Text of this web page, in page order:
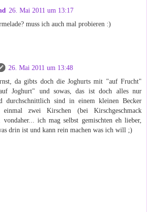
26. Mai 2011 um 13:17
muss ich auch mal probieren :)
26. Mai 2011 um 13:48
da gibts doch die Joghurts mit "auf Frucht"
Joghurt" und sowas, das ist doch alles nur
durchschnittlich sind in einem kleinen Becker
zwei Kirschen (bei Kirschgeschmack
ich mag selbst gemischten eh lieber,
drin ist und kann rein machen was ich will ;)